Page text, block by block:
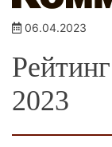
06.04.2023
2023